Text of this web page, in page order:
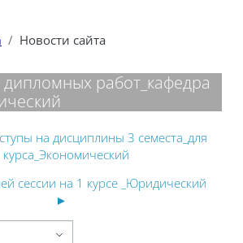
Новости сайта
работ_кафедра
на дисциплины 3 семеста_для
курса_Экономический
сессии на 1 курсе _Юридический
►